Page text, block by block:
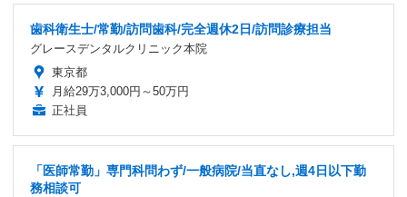
歯科衛生士/常勤/訪問歯科/完全週休2日/訪問診療担当
グレースデンタルクリニック本院
東京都
月給29万3,000円～50万円
正社員
「医師常勤」専門科問わず/一般病院/当直なし,週4日以下勤
務相談可